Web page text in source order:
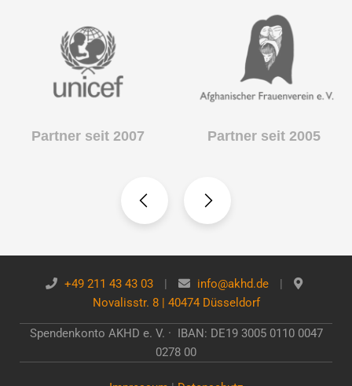
Partner seit 2007 Partner seit 2005
+49 211 43 43 03 | info@akhd.de
|
Novalisstr. 8 | 40474 Düsseldorf
Spendenkonto AKHD e. V. · IBAN: DE19 3005 0110 0047
0278 00